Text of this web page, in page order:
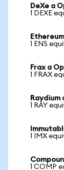
DeXe a
1 DEXE
1 ENS
Frax a
1 FRAX
Raydium
1 RAY
1 IMX
1 COMP